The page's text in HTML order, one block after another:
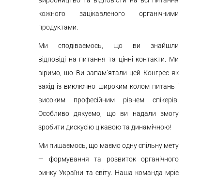
кожного зацікавленого органічними
продуктами.
Ми сподіваємось, що ви знайшли
відповіді на питання та цінні контакти. Ми
віримо, що Ви запам’ятали цей Конгрес як
захід із виключно широким колом питань і
високим професійним рівнем спікерів.
Особливо дякуємо, що ви надали змогу
зробити дискусію цікавою та динамічною!
Ми пишаємось, що маємо одну спільну мету
— формування та розвиток органічного
ринку України та світу. Наша команда мріє